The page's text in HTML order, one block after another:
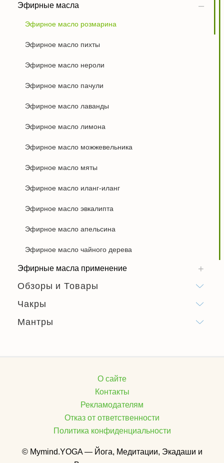
Эфирные масла
Эфирное масло розмарина
Эфирное масло пихты
Эфирное масло нероли
Эфирное масло пачули
Эфирное масло лаванды
Эфирное масло лимона
Эфирное масло можжевельника
Эфирное масло мяты
Эфирное масло иланг-иланг
Эфирное масло эвкалипта
Эфирное масло апельсина
Эфирное масло чайного дерева
Эфирные масла применение
Обзоры и Товары
Чакры
Мантры
О сайте
Контакты
Рекламодателям
Отказ от ответственности
Политика конфиденциальности
© Mymind.YOGA — Йога, Медитации, Экадаши и